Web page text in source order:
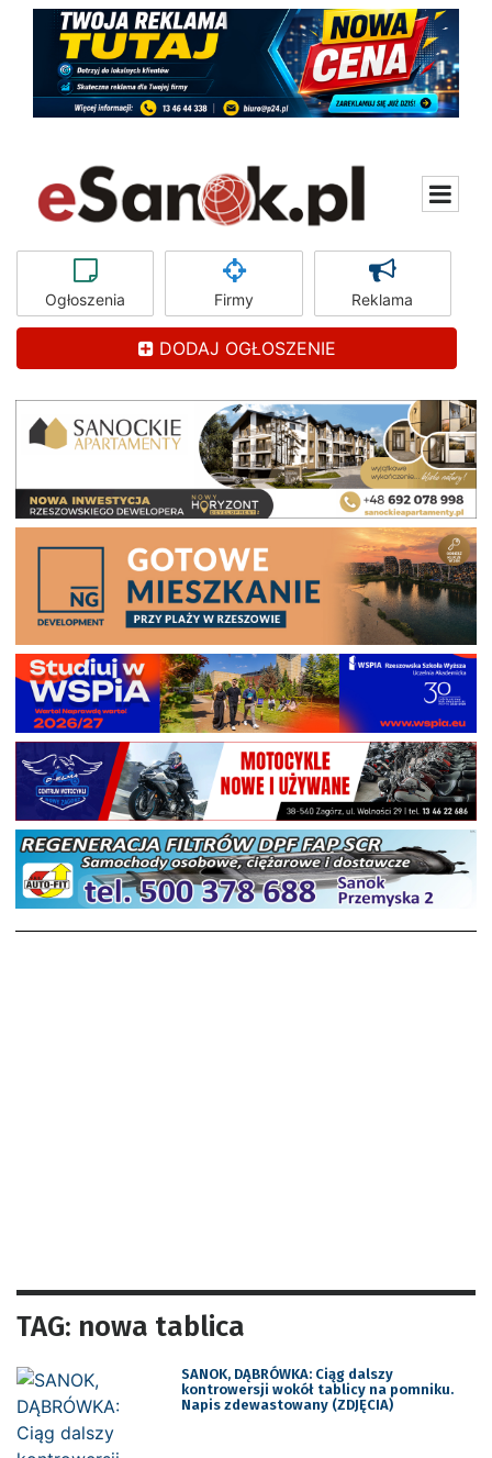
Ogłoszenia Firmy Reklama
DODAJ OGŁOSZENIE
TAG: nowa tablica
SANOK, DĄBRÓWKA: Ciąg dalszy
kontrowersji wokół tablicy na pomniku.
Napis zdewastowany (ZDJĘCIA)